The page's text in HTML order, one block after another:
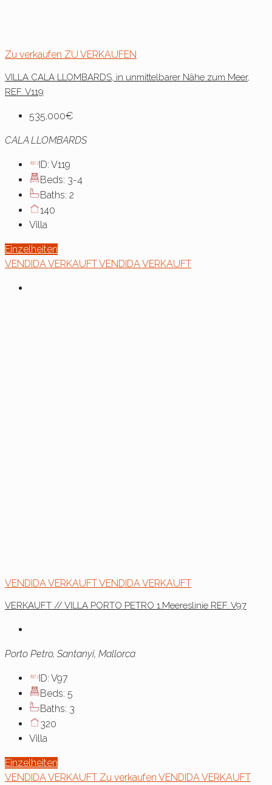
Zu verkaufen ZU VERKAUFEN
VILLA CALA LLOMBARDS, in unmittelbarer Nähe zum Meer,
REF. V119
535,000€
CALA LLOMBARDS
ID: V119
Beds: 3-4
Baths: 2
140
Villa
Einzelheiten
VENDIDA VERKAUFTVENDIDA VERKAUFT
VENDIDA VERKAUFTVENDIDA VERKAUFT
VERKAUFT // VILLA PORTO PETRO 1.Meereslinie REF. V97
Porto Petro, Santanyi, Mallorca
ID: V97
Beds: 5
Baths: 3
320
Villa
Einzelheiten
VENDIDAVERKAUFT Zu verkaufen VENDIDAVERKAUFT